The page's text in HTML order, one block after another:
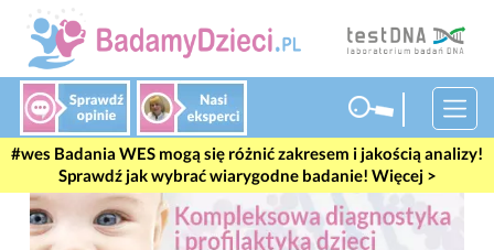
Badania WES mogą się różnić zakresem i jakością analizy!
Sprawdź jak wybrać wiarygodne badanie! Więcej >